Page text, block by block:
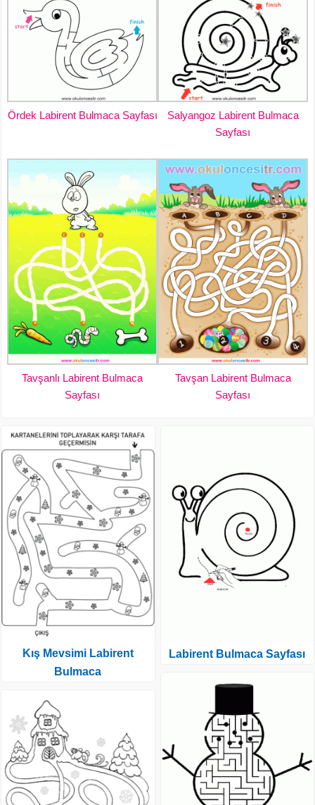
Ördek Labirent Bulmaca Sayfası
Salyangoz Labirent Bulmaca
Sayfası
Tavşanlı Labirent Bulmaca
Sayfası
Tavşan Labirent Bulmaca
Sayfası
Kış Mevsimi Labirent
Bulmaca
Labirent Bulmaca Sayfası